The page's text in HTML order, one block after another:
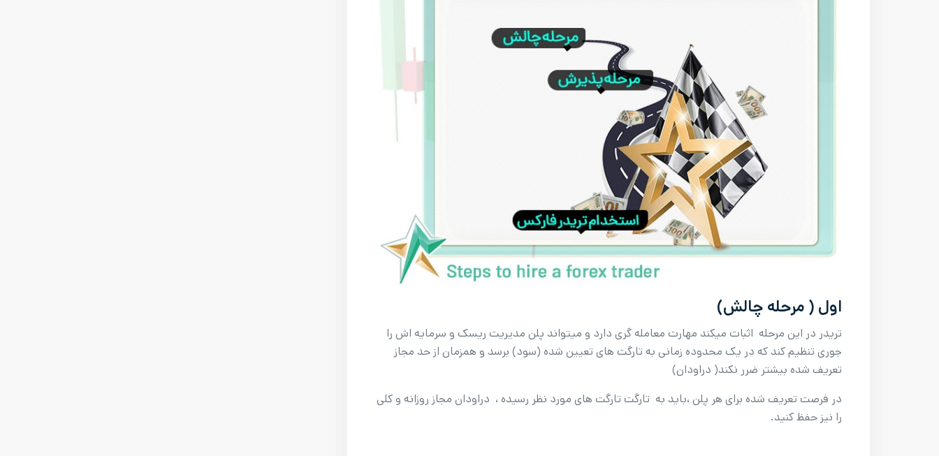
اول ( مرحله چالش)
تریدر در این مرحله اثبات میکند مهارت معامله گری دارد و میتواند پلن مدیریت ریسک و سرمایه اش را
جوری تنظیم کند که در یک محدوده زمانی به تارگت های تعیین شده (سود) برسد و همزمان از حد مجاز
تعریف شده بیشتر ضرر نکند( دراودان)
در فرصت تعریف شده برای هر پلن ،باید به تارگت تارگت های مورد نظر رسیده ، دراودان مجاز روزانه و کلی
را نیز حفظ کنید.